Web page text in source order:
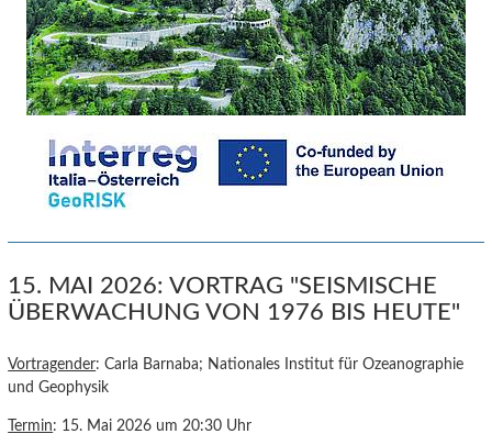
15. MAI 2026: VORTRAG "SEISMISCHE
ÜBERWACHUNG VON 1976 BIS HEUTE"
Vortragender: Carla Barnaba; Nationales Institut für Ozeanographie
und Geophysik
Termin: 15. Mai 2026 um 20:30 Uhr